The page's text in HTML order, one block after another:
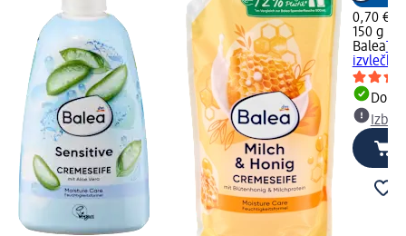
0,70 €
150 g
Balea